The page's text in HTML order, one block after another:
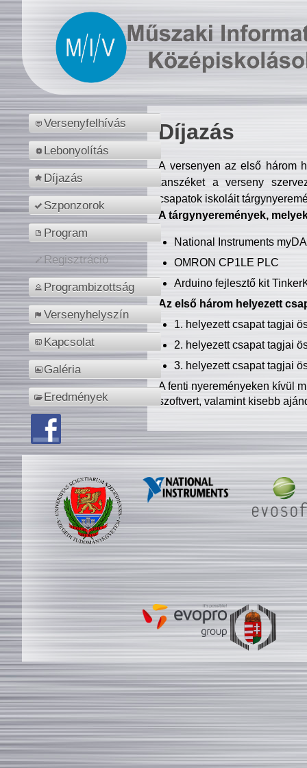
Versenyfelhívás
Lebonyolítás
Díjazás
Szponzorok
Program
Regisztráció
Programbizottság
Versenyhelyszín
Kapcsolat
Galéria
Eredmények
Díjazás
A versenyen az első három
tanszéket a verseny
csapatok iskoláit
A tárgynyeremények,
National Instruments
OMRON CP1LE PLC
Arduino fejlesztő kit
Az első három helyezett
1. helyezett csapat tagjai
2. helyezett csapat tagjai
3. helyezett csapat tagjai
A fenti nyereményeken kívül
szoftvert, valamint kisebb